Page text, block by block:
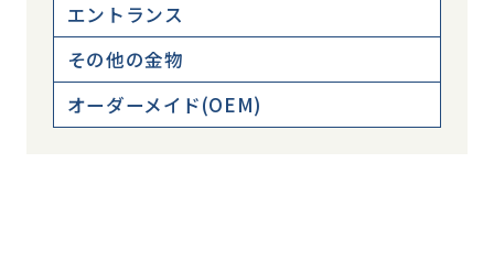
エントランス
その他の金物
オーダーメイド(OEM)